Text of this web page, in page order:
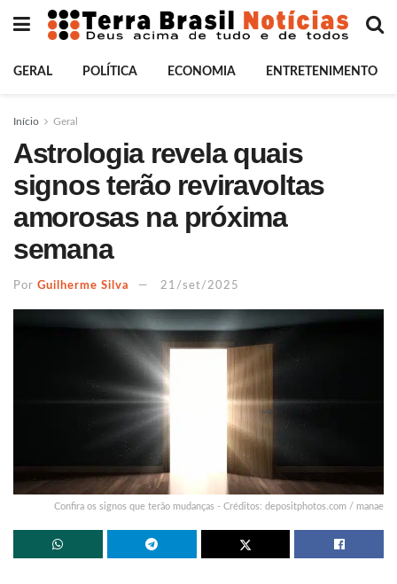
GERAL POLÍTICA ECONOMIA ENTRETENIMENTO
Início Geral
Astrologia revela quais
signos terão reviravoltas
amorosas na próxima
semana
Por Guilherme Silva 21/set/2025
Confira os signos que terão mudanças - Créditos: depositphotos.com / manae